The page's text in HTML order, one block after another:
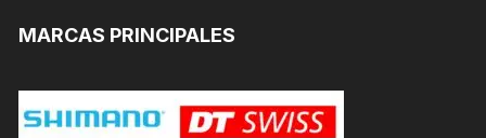
MARCAS PRINCIPALES